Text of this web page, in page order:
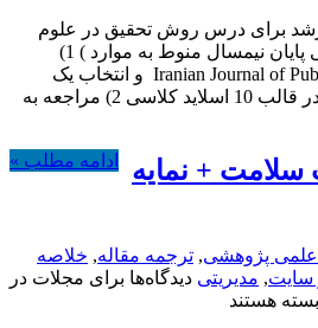
برای درس روش تحقیق در علوم
بهداشتی (10 نمره از ارزیابی پایان نیمسال منوط به موارد ) 1)
مراجعه به نشریهIranian Journal of Public Health و انتخاب یک
مقاله و مطالعه و ارائه آن در قالب 10 اسلاید کلاسی 2) مراجعه به
ادامه مطلب »
+ نمایه
علمی پژوهشی, ترجمه مقاله, خلاصه
سایت, مدیریتی دیدگاه‌ها برای مجلات در
بسته هستند